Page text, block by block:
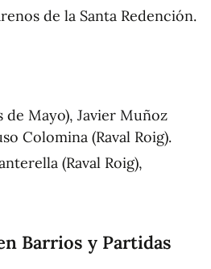
de la Santa Redención.
de Mayo), Javier Muñoz
Colomina (Raval Roig).
(Raval Roig),
Barrios y Partidas